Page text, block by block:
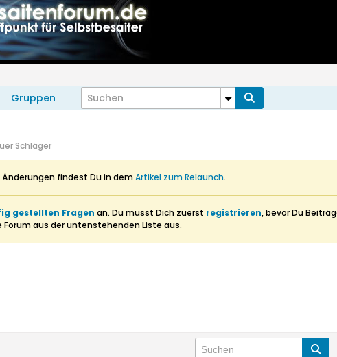
Gruppen
Schläger
findest Du in demArtikel zum Relaunch.
gestellten Fragen an. Du musst Dich zuerst registrieren, bevor Du
aus der untenstehenden Liste aus.